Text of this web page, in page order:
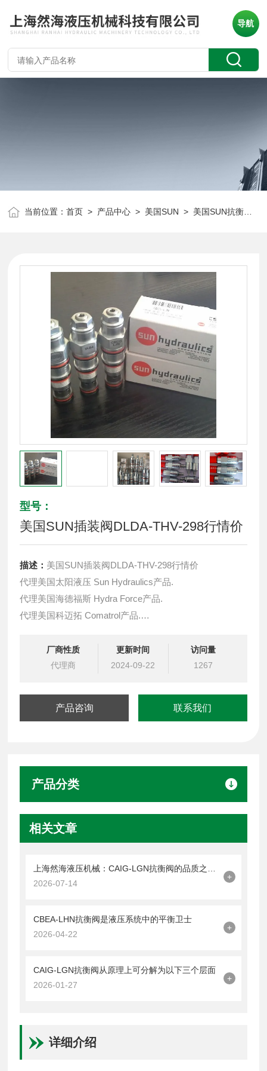
导航
当前位置：首页 > 产品中心 > 美国SUN > 美国SUN抗衡阀
型号：
美国SUN插装阀DLDA-THV-298行情价
描述： 美国SUN插装阀DLDA-THV-298行情价
代理美国太阳液压 Sun Hydraulics产品.
代理美国海德福斯 Hydra Force产品.
代理美国科迈拓 Comatrol产品.
提供油路系统设计,油路块设计,阀块设计与选型
液压油缸，经销力士乐、派克、中国台湾北部等液压元件
厂商性质
代理商
更新时间
2024-09-22
访问量
1267
产品咨询 联系我们
产品分类
相关文章
2026-07-14
+
CBEA-LHN抗衡阀是液压系统中的平衡卫士
2026-04-22
+
CAIG-LGN抗衡阀从原理上可分解为以下三个层面
2026-01-27
+
详细介绍